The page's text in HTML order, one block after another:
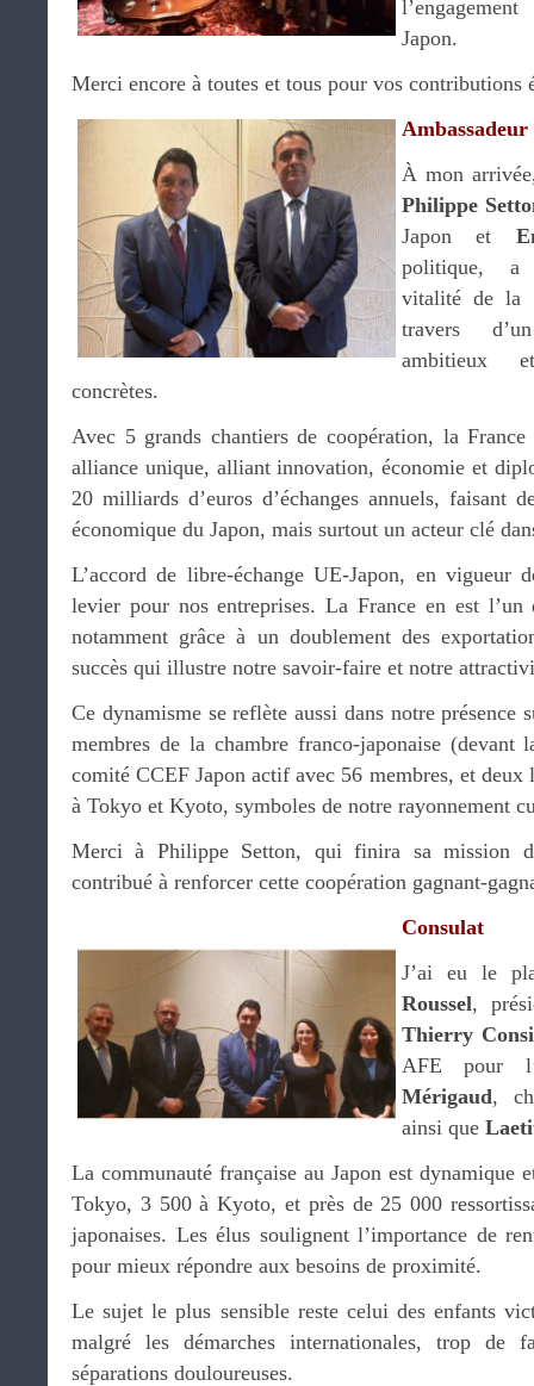
Japon.
Merci encore à toutes et tous pour vos contributions
Ambassadeur
À mon
Philippe
Japon et
politique, a
vitalité de la
travers
ambitieux
concrètes.
Avec 5 grands chantiers de coopération, la
alliance unique, alliant innovation, économie et
20 milliards d’euros d’échanges annuels, faisant
économique du Japon, mais surtout un acteur clé
L’accord de libre-échange UE-Japon, en vigueur
levier pour nos entreprises. La France en est l’un
notamment grâce à un doublement des
succès qui illustre notre savoir-faire et notre
Ce dynamisme se reflète aussi dans notre présence
membres de la chambre franco-japonaise (devant
comité CCEF Japon actif avec 56 membres, et deux
à Tokyo et Kyoto, symboles de notre rayonnement
Merci à Philippe Setton, qui finira sa mission
contribué à renforcer cette coopération gagnant-
Consulat
J’ai eu le
Roussel,
Thierry
AFE pour
Mérigaud,
ainsi que
La communauté française au Japon est dynamique
Tokyo, 3 500 à Kyoto, et près de 25 000
japonaises. Les élus soulignent l’importance de
pour mieux répondre aux besoins de proximité.
Le sujet le plus sensible reste celui des enfants
malgré les démarches internationales, trop de
séparations douloureuses.